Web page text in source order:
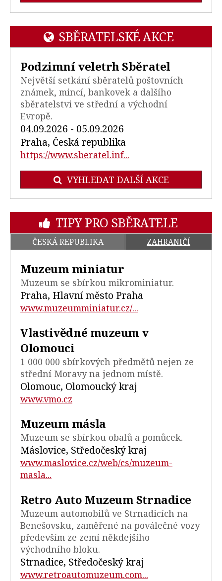
SBĚRATELSKÉ AKCE
Podzimní veletrh Sběratel
Největší setkání sběratelů poštovních
známek, mincí, bankovek a dalšího
sběratelstvi ve střední a východní
Evropě.
04.09.2026 - 05.09.2026
Praha, Česká republika
https://www.sberatel.inf...
VYHLEDAT DALŠÍ AKCE
TIPY PRO SBĚRATELE
ČESKÁ REPUBLIKA ZAHRANIČÍ
Muzeum miniatur
Muzeum se sbírkou mikrominiatur.
Praha, Hlavní město Praha
www.muzeumminiatur.cz/...
Vlastivědné muzeum v
Olomouci
1 000 000 sbírkových předmětů nejen ze
střední Moravy na jednom místě.
Olomouc, Olomoucký kraj
www.vmo.cz
Muzeum másla
Muzeum se sbírkou obalů a pomůcek.
Máslovice, Středočeský kraj
www.maslovice.cz/web/cs/muzeum-
masla...
Retro Auto Muzeum Strnadice
Muzeum automobilů ve Strnadicích na
Benešovsku, zaměřené na poválečné vozy
především ze zemí někdejšího
východního bloku.
Strnadice, Středočeský kraj
www.retroautomuzeum.com...